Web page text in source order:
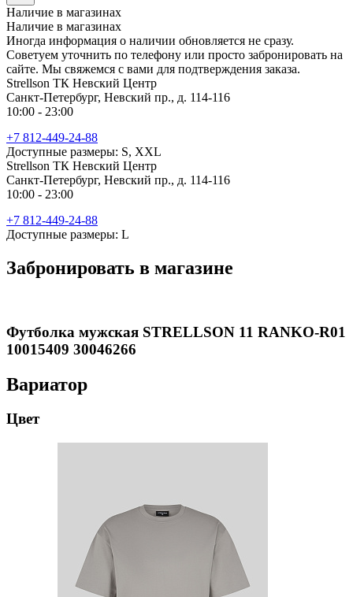
Наличие в магазинах
Наличие в магазинах
Иногда информация о наличии обновляется не сразу.
Советуем уточнить по телефону или просто забронировать на
сайте. Мы свяжемся с вами для подтверждения заказа.
Strellson ТК Невский Центр
Санкт-Петербург, Невский пр., д. 114-116
10:00 - 23:00
+7 812-449-24-88
Доступные размеры: S, XXL
Strellson ТК Невский Центр
Санкт-Петербург, Невский пр., д. 114-116
10:00 - 23:00
+7 812-449-24-88
Доступные размеры: L
Забронировать в магазине
Футболка мужская STRELLSON 11 RANKO-R01
10015409 30046266
Вариатор
Цвет